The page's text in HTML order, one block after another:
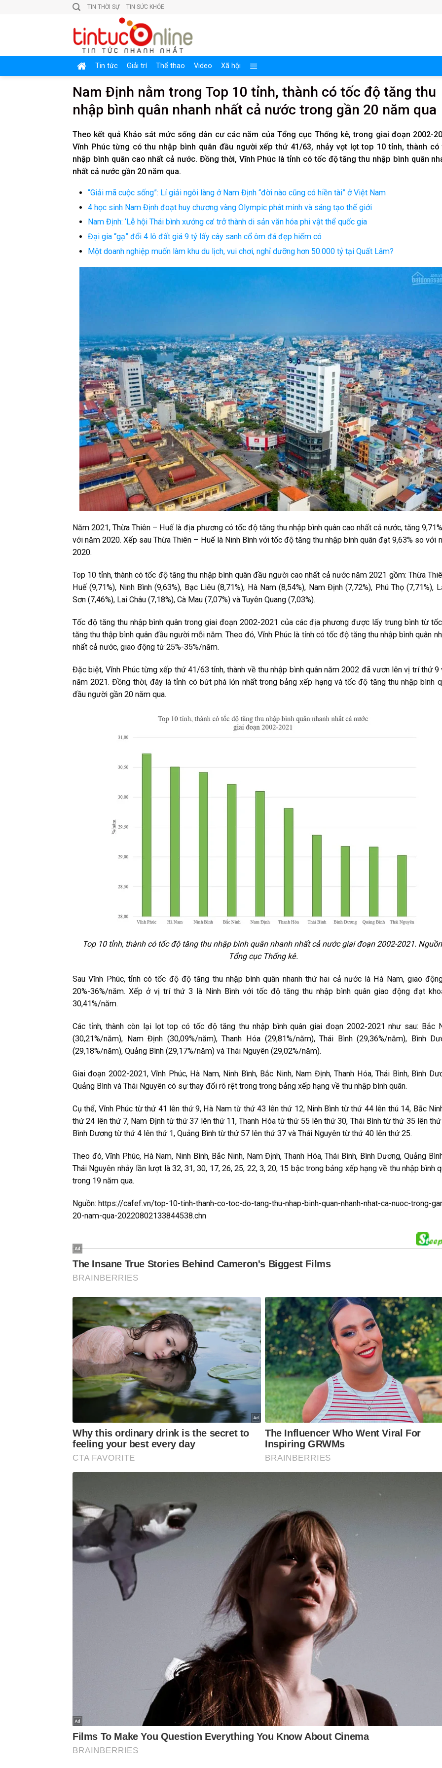
TIN THỜI SỰ TIN SỨC KHỎE
Tin tức Giải trí Thể thao Video Xã hội
Nam Định nằm trong Top 10 tỉnh, thành có tốc độ tăng thu
nhập bình quân nhanh nhất cả nước trong gần 20 năm qua
Theo kết quả Khảo sát mức sống dân cư các năm của Tổng cục Thống kê, trong giai đoạn 2002-
Vĩnh Phúc từng có thu nhập bình quân đầu người xếp thứ 41/63, nhảy vọt lọt top 10 tỉnh, thành có
nhập bình quân cao nhất cả nước. Đồng thời, Vĩnh Phúc là tỉnh có tốc độ tăng thu nhập bình quân
nhất cả nước gần 20 năm qua.
“Giải mã cuộc sống”: Lí giải ngôi làng ở Nam Định “đời nào cũng có hiền tài” ở Việt Nam
4 học sinh Nam Định đoạt huy chương vàng Olympic phát minh và sáng tạo thế giới
Nam Định: ‘Lễ hội Thái bình xướng ca’ trở thành di sản văn hóa phi vật thể quốc gia
Đại gia “gạ” đổi 4 lô đất giá 9 tỷ lấy cây sanh cổ ôm đá đẹp hiếm có
Một doanh nghiệp muốn làm khu du lịch, vui chơi, nghỉ dưỡng hơn 50.000 tỷ tại Quất Lâm?
Năm 2021, Thừa Thiên – Huế là địa phương có tốc độ tăng thu nhập bình quân cao nhất cả nước, tăng
với năm 2020. Xếp sau Thừa Thiên – Huế là Ninh Bình với tốc độ tăng thu nhập bình quân đạt 9,63% so với
2020.
Top 10 tỉnh, thành có tốc độ tăng thu nhập bình quân đầu người cao nhất cả nước năm 2021 gồm: Thừa
Huế (9,71%), Ninh Bình (9,63%), Bạc Liêu (8,71%), Hà Nam (8,54%), Nam Định (7,72%), Phú Thọ (7,71%),
Sơn (7,46%), Lai Châu (7,18%), Cà Mau (7,07%) và Tuyên Quang (7,03%).
Tốc độ tăng thu nhập bình quân trong giai đoạn 2002-2021 của các địa phương được lấy trung bình từ
tăng thu thập bình quân đầu người mỗi năm. Theo đó, Vĩnh Phúc là tỉnh có tốc độ tăng thu nhập bình quân
nhất cả nước, giao động từ 25%-35%/năm.
Đặc biệt, Vĩnh Phúc từng xếp thứ 41/63 tỉnh, thành về thu nhập bình quân năm 2002 đã vươn lên vị trí thứ 9
năm 2021. Đồng thời, đây là tỉnh có bứt phá lớn nhất trong bảng xếp hạng và tốc độ tăng thu nhập bình
đầu người gần 20 năm qua.
Top 10 tỉnh, thành có tốc độ tăng thu nhập bình quân nhanh nhất cả nước giai đoạn 2002-2021.
Tổng cục Thống kê.
Sau Vĩnh Phúc, tỉnh có tốc độ độ tăng thu nhập bình quân nhanh thứ hai cả nước là Hà Nam, giao
20%-36%/năm. Xếp ở vị trí thứ 3 là Ninh Bình với tốc độ tăng thu nhập bình quân giao động đạt
30,41%/năm.
Các tỉnh, thành còn lại lọt top có tốc độ tăng thu nhập bình quân giai đoạn 2002-2021 như sau: Bắc
(30,21%/năm), Nam Định (30,09%/năm), Thanh Hóa (29,81%/năm), Thái Bình (29,36%/năm), Bình
(29,18%/năm), Quảng Bình (29,17%/năm) và Thái Nguyên (29,02%/năm).
Giai đoạn 2002-2021, Vĩnh Phúc, Hà Nam, Ninh Bình, Bắc Ninh, Nam Định, Thanh Hóa, Thái Bình, Bình
Quảng Bình và Thái Nguyên có sự thay đổi rõ rệt trong trong bảng xếp hạng về thu nhập bình quân.
Cụ thể, Vĩnh Phúc từ thứ 41 lên thứ 9, Hà Nam từ thứ 43 lên thứ 12, Ninh Bình từ thứ 44 lên thú 14, Bắc
thứ 24 lên thứ 7, Nam Định từ thứ 37 lên thứ 11, Thanh Hóa từ thứ 55 lên thứ 30, Thái Bình từ thứ 35 lên
Bình Dương từ thứ 4 lên thứ 1, Quảng Bình từ thứ 57 lên thứ 37 và Thái Nguyên từ thứ 40 lên thứ 25.
Theo đó, Vĩnh Phúc, Hà Nam, Ninh Bình, Bắc Ninh, Nam Định, Thanh Hóa, Thái Bình, Bình Dương, Quảng
Thái Nguyên nhảy lần lượt là 32, 31, 30, 17, 26, 25, 22, 3, 20, 15 bậc trong bảng xếp hạng về thu nhập bình
trong 19 năm qua.
Nguồn: https://cafef.vn/top-10-tinh-thanh-co-toc-do-tang-thu-nhap-binh-quan-nhanh-nhat-ca-nuoc-trong-
20-nam-qua-20220802133844538.chn